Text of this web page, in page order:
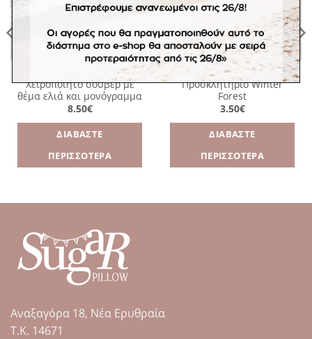
Χειροποίητο σουβέρ με
θέμα ελιά και μονόγραμμα
8.50€
ΔΙΑΒΆΣΤΕ
ΠΕΡΙΣΣΌΤΕΡΑ
EVENTS
Προσκλητήριο Winter
Forest
3.50€
ΔΙΑΒΆΣΤΕ
ΠΕΡΙΣΣΌΤΕΡΑ
Αναξαγόρα 18, Νέα Ερυθραία
Τ.Κ. 14671